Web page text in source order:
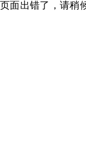
页面出错了，请稍